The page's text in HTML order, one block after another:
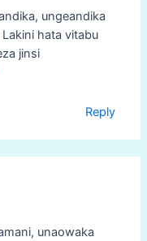
ungeandika
hata vitabu
jinsi
Reply
unaowaka